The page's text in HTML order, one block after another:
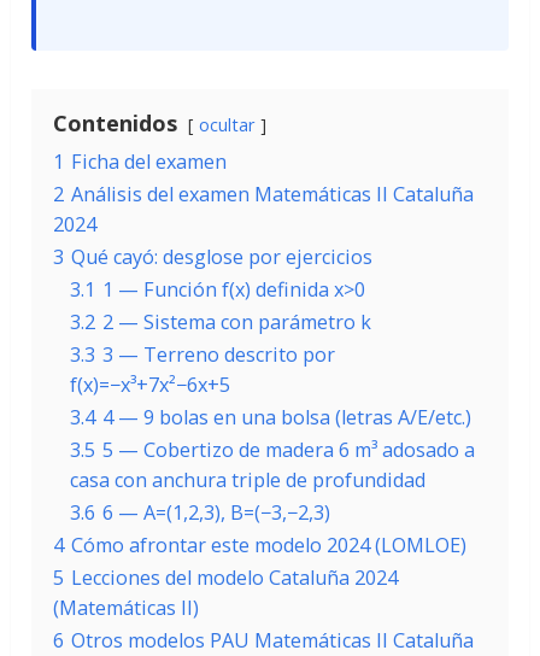
Contenidos ocultar
1 Ficha del examen
2 Análisis del examen Matemáticas II Cataluña
2024
3 Qué cayó: desglose por ejercicios
3.1 1 — Función f(x) definida x>0
3.2 2 — Sistema con parámetro k
3.3 3 — Terreno descrito por
f(x)=−x³+7x²−6x+5
3.4 4 — 9 bolas en una bolsa (letras A/E/etc.)
3.5 5 — Cobertizo de madera 6 m³ adosado a
casa con anchura triple de profundidad
3.6 6 — A=(1,2,3), B=(−3,−2,3)
4 Cómo afrontar este modelo 2024 (LOMLOE)
5 Lecciones del modelo Cataluña 2024
(Matemáticas II)
6 Otros modelos PAU Matemáticas II Cataluña